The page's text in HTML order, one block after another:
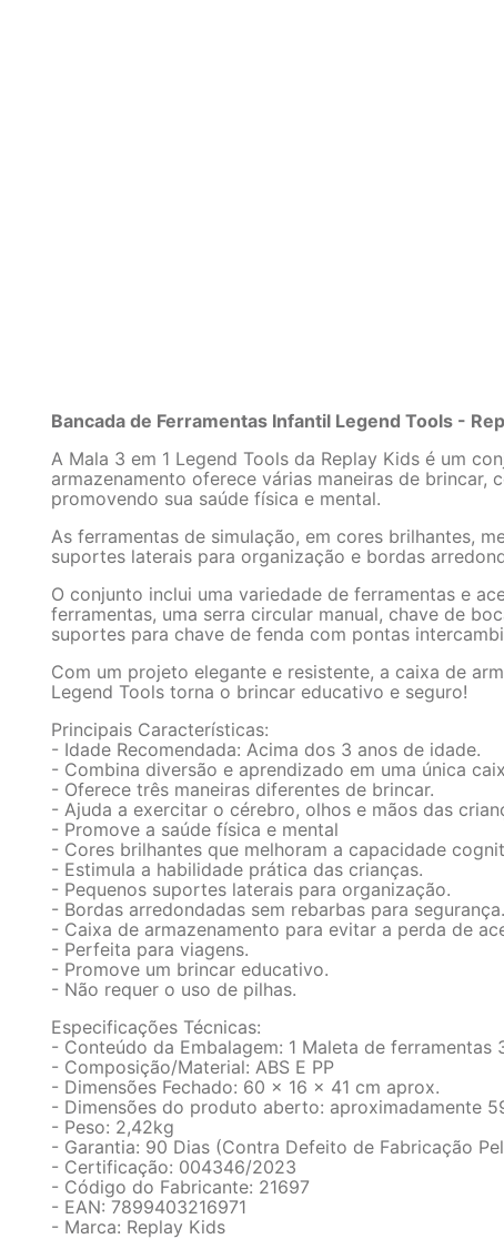
Bancada de Ferramentas Infantil Legend Tools -
A Mala 3 em 1 Legend Tools da Replay Kids é um
armazenamento oferece várias maneiras de
promovendo sua saúde física e mental.
As ferramentas de simulação, em cores brilhantes,
suportes laterais para organização e bordas
O conjunto inclui uma variedade de ferramentas e
ferramentas, uma serra circular manual, chave de
suportes para chave de fenda com pontas
Com um projeto elegante e resistente, a caixa de
Legend Tools torna o brincar educativo e seguro!
Principais Características:
- Idade Recomendada: Acima dos 3 anos de idade.
- Combina diversão e aprendizado em uma única
- Oferece três maneiras diferentes de brincar.
- Ajuda a exercitar o cérebro, olhos e mãos das
- Promove a saúde física e mental
- Cores brilhantes que melhoram a capacidade
- Estimula a habilidade prática das crianças.
- Pequenos suportes laterais para organização.
- Bordas arredondadas sem rebarbas para segurança.
- Caixa de armazenamento para evitar a perda de
- Perfeita para viagens.
- Promove um brincar educativo.
- Não requer o uso de pilhas.
Especificações Técnicas:
- Conteúdo da Embalagem: 1 Maleta de ferramentas
- Composição/Material: ABS E PP
- Dimensões Fechado: 60 x 16 x 41 cm aprox.
- Dimensões do produto aberto: aproximadamente
- Peso: 2,42kg
- Garantia: 90 Dias (Contra Defeito de Fabricação
- Certificação: 004346/2023
- Código do Fabricante: 21697
- EAN: 7899403216971
- Marca: Replay Kids